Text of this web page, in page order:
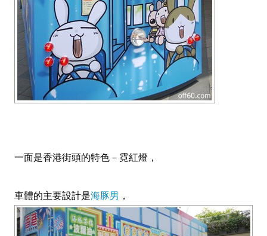
一面是香港街頭的特色－霓紅燈，
車體的主要設計是海豚男 ，